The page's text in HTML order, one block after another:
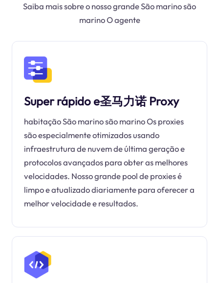
Saiba mais sobre o nosso grande São marino são
marino O agente
Super rápido e圣马力诺 Proxy
habitação São marino são marino Os proxies
são especialmente otimizados usando
infraestrutura de nuvem de última geração e
protocolos avançados para obter as melhores
velocidades. Nosso grande pool de proxies é
limpo e atualizado diariamente para oferecer a
melhor velocidade e resultados.